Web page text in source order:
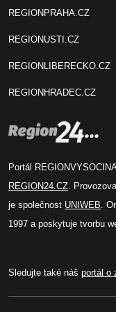
REGIONPRAHA.CZ
REGIONUSTI.CZ
REGIONLIBERECKO.CZ
REGIONHRADEC.CZ
Portál
REGION24.CZ .
je společnost UNIWEB .
1997 a poskytuje tvorbu
Sledujte také náš portál o